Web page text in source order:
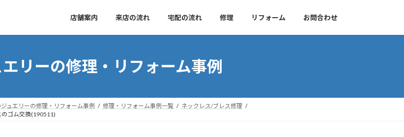
店舗案内 来店の流れ 宅配の流れ 修理 リフォーム お問合わせ
リーの修理・リフォーム事例
ュエリーの修理・リフォーム事例 修理・リフォーム事例一覧
ネックレス/ブレス修理
のゴム交換(190511)